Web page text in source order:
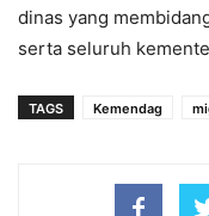
dinas yang
serta seluruh
TAGS Kemendag